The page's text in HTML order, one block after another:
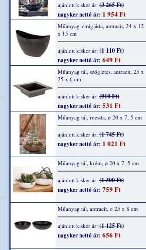
ajánlott kisker ár:(3 265 Ft)
nagyker nettó ár: 1 954 Ft
Műanyag virágláda, antracit, 24 x 12
x 15 cm
ajánlott kisker ár:(1 110 Ft)
nagyker nettó ár: 649 Ft
Műanyag tál, szögletes, antracit, 25 x
25 x 6 cm
ajánlott kisker ár:(910 Ft)
nagyker nettó ár: 531 Ft
Műanyag tál, rozsda, ø 20 x 7, 5 cm
ajánlott kisker ár:(1 745 Ft)
nagyker nettó ár: 1 021 Ft
Műanyag tál, krém, ø 20 x 7, 5 cm
ajánlott kisker ár:(1 300 Ft)
nagyker nettó ár: 759 Ft
Műanyag tál, antracit, ø 25 x 8 cm
ajánlott kisker ár:(1 125 Ft)
nagyker nettó ár: 656 Ft